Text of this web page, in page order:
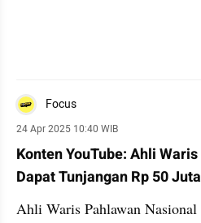
Focus
24 Apr 2025 10:40 WIB
Konten YouTube: Ahli
Dapat Tunjangan Rp 50
Ahli Waris Pahlawan